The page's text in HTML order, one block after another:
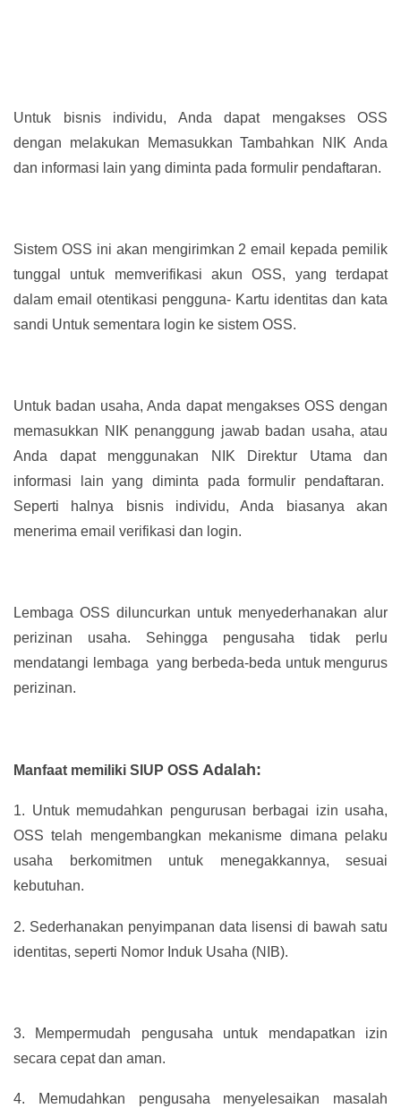
Untuk bisnis individu, Anda dapat mengakses OSS
dengan melakukan Memasukkan Tambahkan NIK Anda
dan informasi lain yang diminta pada formulir pendaftaran.
Sistem OSS ini akan mengirimkan 2 email kepada pemilik
tunggal untuk memverifikasi akun OSS, yang terdapat
dalam email otentikasi pengguna- Kartu identitas dan kata
sandi Untuk sementara login ke sistem OSS.
Untuk badan usaha, Anda dapat mengakses OSS dengan
memasukkan NIK penanggung jawab badan usaha, atau
Anda dapat menggunakan NIK Direktur Utama dan
informasi lain yang diminta pada formulir pendaftaran.
Seperti halnya bisnis individu, Anda biasanya akan
menerima email verifikasi dan login.
Lembaga OSS diluncurkan untuk menyederhanakan alur
perizinan usaha. Sehingga pengusaha tidak perlu
mendatangi lembaga yang berbeda-beda untuk mengurus
perizinan.
Manfaat memiliki SIUP OSS Adalah:
1. Untuk memudahkan pengurusan berbagai izin usaha,
OSS telah mengembangkan mekanisme dimana pelaku
usaha berkomitmen untuk menegakkannya, sesuai
kebutuhan.
2. Sederhanakan penyimpanan data lisensi di bawah satu
identitas, seperti Nomor Induk Usaha (NIB).
3.
Mempermudah pengusaha untuk mendapatkan izin
secara cepat dan aman.
4.
Memudahkan pengusaha menyelesaikan masalah